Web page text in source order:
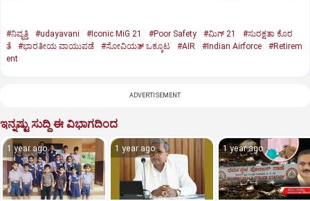
#ನಿವೃತ್ತಿ #udayavani #Iconic MiG 21 #Poor Safety #ಮಿಗ್‌ 21
#ಸುರಕ್ಷತಾ ಕೊರ
ತೆ
#ಭಾರತೀಯ ವಾಯುಪಡೆ #ಸೋವಿಯತ್‌ ಒಕ್ಕೂಟ #AIR #Indian Airforce
#Retirem
ent
ADVERTISEMENT
ಇನ್ನಷ್ಟು ಸುದ್ದಿ ಈ ವಿಭಾಗದಿಂದ
1 year ago 1 year ago 1 year ago